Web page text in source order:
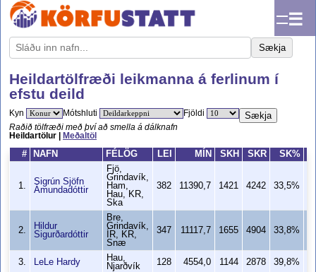
☰
Sækja
Heildartölfræði leikmanna á ferlinum í
efstu deild
Kyn Mótshluti Fjöldi Sækja
Raðið tölfræði með því að smella á dálknafn
Heildartölur |
Meðaltöl
#
NAFN FÉLÖG LEI MÍN SKH SKR SK%
1.
Sigrún Sjöfn
Ámundadóttir
Fjö,
Grindavík,
Ham,
Hau, KR,
Ska
382 11390,7 1421 4242 33,5%
2.
Hildur
Sigurðardóttir
Bre,
Grindavík,
ÍR, KR,
Snæ
347 11117,7 1655 4904 33,8%
3. LeLe Hardy
Hau,
Njarðvík
128 4554,0 1144 2878 39,8%